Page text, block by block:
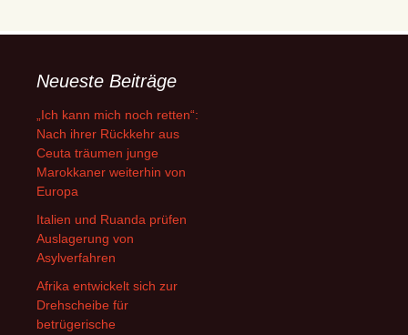
Neueste Beiträge
„Ich kann mich noch retten“:
Nach ihrer Rückkehr aus
Ceuta träumen junge
Marokkaner weiterhin von
Europa
Italien und Ruanda prüfen
Auslagerung von
Asylverfahren
Afrika entwickelt sich zur
Drehscheibe für
betrügerische